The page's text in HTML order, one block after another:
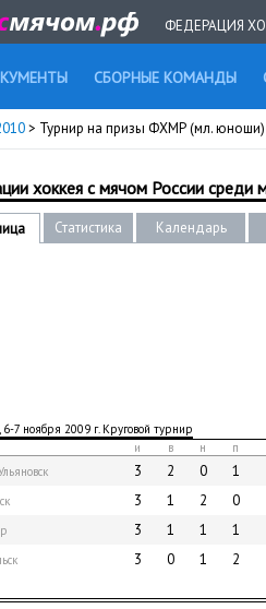
ФЕДЕРАЦИЯ
СБОРНЫЕ КОМАНДЫ
> Турнир на призы ФХМР (мл. юноши)
хоккея с мячом России
Статистика Календарь
7 ноября 2009 г. Круговой турнир
и
в н п
3 2 0
1
3 1 2
0
3 1 1
1
3 0 1 2